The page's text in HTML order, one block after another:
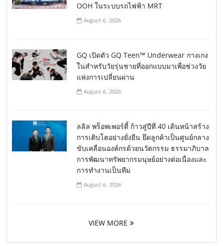
OOH ในระบบรถไฟฟ้า MRT
August 6, 2026
GQ เปิดตัว GQ Teen™ Underwear กางเกง
ในสำหรับวัยรุ่นชายที่ออกแบบมาเพื่อช่วงวัย
แห่งการเปลี่ยนผ่าน
August 6, 2026
ลลิล พร็อพเพอร์ตี้ ก้าวสู่ปีที่ 40 เดินหน้าสร้าง
การเติบโตอย่างยั่งยืน ยึดลูกค้าเป็นศูนย์กลาง
ขับเคลื่อนองค์กรด้วยนวัตกรรม ธรรมาภิบาล
การพัฒนาทรัพยากรมนุษย์อย่างต่อเนื่องและ
การทำงานเป็นทีม
August 6, 2026
VIEW MORE